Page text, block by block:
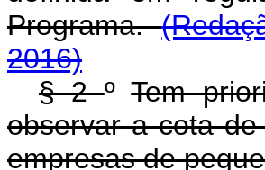
Programa.
2016)
§ 2ºTem
observar a cota
empresas de